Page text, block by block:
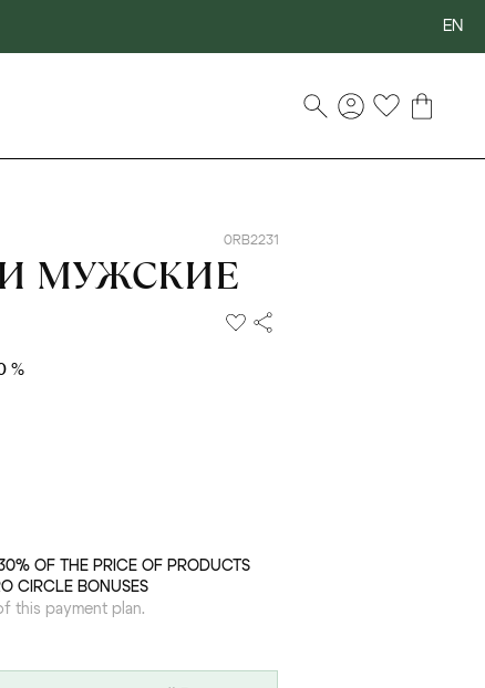
EN
0RB2231
МУЖСКИЕ
%
OF THE PRICE OF PRODUCTS
CIRCLE BONUSES
this payment plan.